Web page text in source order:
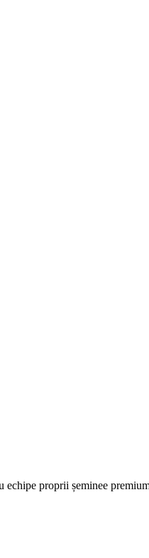
proprii șeminee